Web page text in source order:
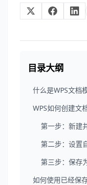
目录大纲
什么是WPS文档
WPS如何创建文
第一步：新建
第二步：设置
第三步：保存
如何使用已经保